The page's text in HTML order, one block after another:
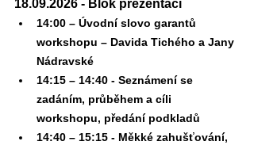
18.09.2026 - Blok prezentací
14:00 – Úvodní slovo garantů
workshopu – Davida Tichého a Jany
Nádravské
14:15 – 14:40 - Seznámení se
zadáním, průběhem a cíli
workshopu, předání podkladů
14:40 – 15:15 - Měkké zahušťování,